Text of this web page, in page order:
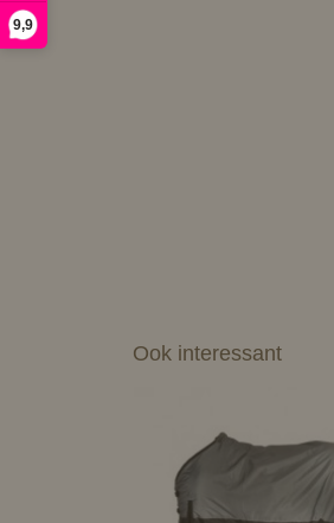
9,9
Ook interessant